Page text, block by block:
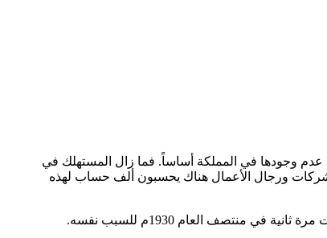
عدم وجودها في المملكة أساساً. فما زال المستهلك في
ورجال الأعمال هناك يحسبون ألف حساب لهذه